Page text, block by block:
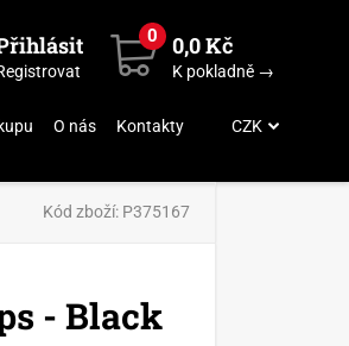
0 0,0 Kč
K pokladně →
O nás Kontakty CZK
Kód zboží: P375167
- Black